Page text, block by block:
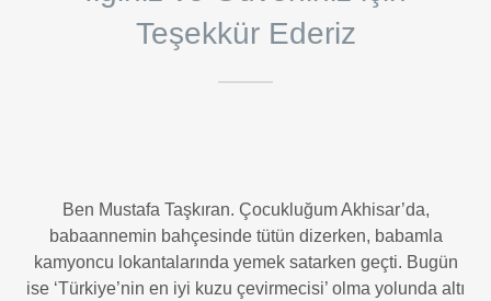
Teşekkür Ederiz
Ben Mustafa Taşkıran. Çocukluğum Akhisar’da,
babaannemin bahçesinde tütün dizerken, babamla
kamyoncu lokantalarında yemek satarken geçti. Bugün
ise ‘Türkiye’nin en iyi kuzu çevirmecisi’ olma yolunda altı